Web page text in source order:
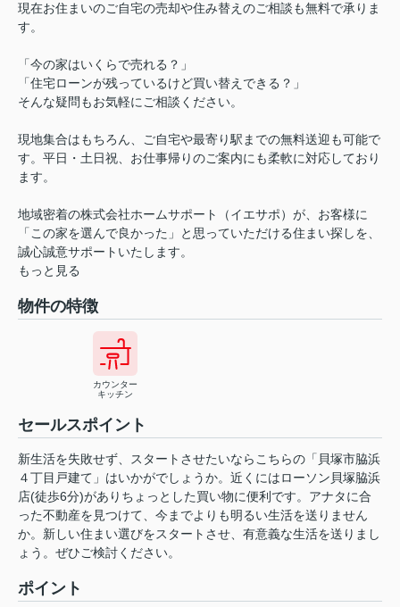
現在お住まいのご自宅の売却や住み替えのご相談も無料で承りま
す。
「今の家はいくらで売れる？」
「住宅ローンが残っているけど買い替えできる？」
そんな疑問もお気軽にご相談ください。
現地集合はもちろん、ご自宅や最寄り駅までの無料送迎も可能で
す。平日・土日祝、お仕事帰りのご案内にも柔軟に対応しており
ます。
地域密着の株式会社ホームサポート（イエサポ）が、お客様に
「この家を選んで良かった」と思っていただける住まい探しを、
誠心誠意サポートいたします。
もっと見る
物件の特徴
カウンター
キッチン
セールスポイント
新生活を失敗せず、スタートさせたいならこちらの「貝塚市脇浜
４丁目戸建て」はいかがでしょうか。近くにはローソン貝塚脇浜
店(徒歩6分)がありちょっとした買い物に便利です。アナタに合
った不動産を見つけて、今までよりも明るい生活を送りません
か。新しい住まい選びをスタートさせ、有意義な生活を送りまし
ょう。ぜひご検討ください。
ポイント